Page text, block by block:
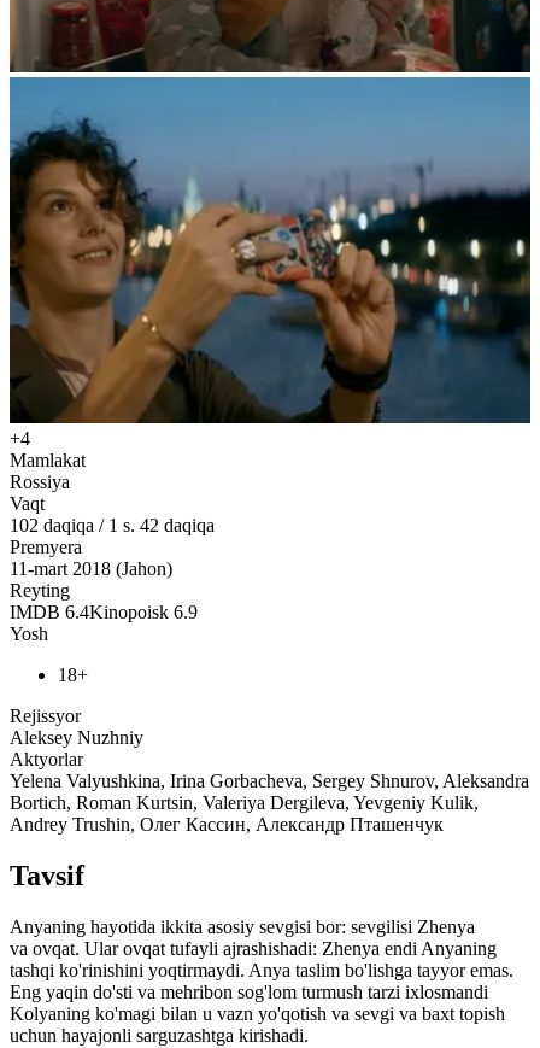
+4
Mamlakat
Rossiya
Vaqt
102 daqiqa / 1 s. 42 daqiqa
Premyera
11-mart 2018 (Jahon)
Reyting
IMDB 6.4Kinopoisk 6.9
Yosh
18+
Rejissyor
Aleksey Nuzhniy
Aktyorlar
Yelena Valyushkina, Irina Gorbacheva, Sergey Shnurov, Aleksandra
Bortich, Roman Kurtsin, Valeriya Dergileva, Yevgeniy Kulik,
Andrey Trushin, Олег Кассин, Александр Пташенчук
Tavsif
Anyaning hayotida ikkita asosiy sevgisi bor: sevgilisi Zhenya
va ovqat. Ular ovqat tufayli ajrashishadi: Zhenya endi Anyaning
tashqi ko'rinishini yoqtirmaydi. Anya taslim bo'lishga tayyor emas.
Eng yaqin do'sti va mehribon sog'lom turmush tarzi ixlosmandi
Kolyaning ko'magi bilan u vazn yo'qotish va sevgi va baxt topish
uchun hayajonli sarguzashtga kirishadi.